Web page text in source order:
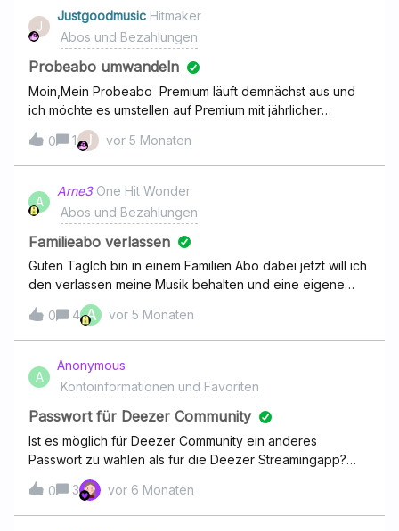
bis ich zurück auf “free” gestuft bin, oder wie kann ich
direkt vom test-premium zu family wechseln bzw die
Einladung annehmen?
J
Justgoodmusic Hitmaker
Abos und Bezahlungen
Probeabo umwandeln
Moin,Mein Probeabo Premium läuft demnächst aus und
ich möchte es umstellen auf Premium mit jährlicher
Zahlung. Wenn ich den Button anwähle erscheint die
Meldung " Ein Fehler ist aufgetreten"Muss ich evtl.erst
das Probeabo formal kündigen bevor ich die Änderung
durchführen kann?Weiss jemand Rat?Vielen Dank
0 1 J vor 5 Monaten
A
Arne3 One Hit Wonder
Abos und Bezahlungen
Familieabo verlassen
Guten TagIch bin in einem Familien Abo dabei jetzt will ich
den verlassen meine Musik behalten und eine eigene
Familie gründen. Wie tue ich das?
0
4 A vor 5 Monaten
A
Anonymous
Kontoinformationen und Favoriten
Passwort für Deezer Community
Ist es möglich für Deezer Community ein anderes
Passwort zu wählen als für die Deezer Streamingapp?
Falls ja wie ändere ich das Passwort für die Deezer
Community?
0 3 vor 6 Monaten